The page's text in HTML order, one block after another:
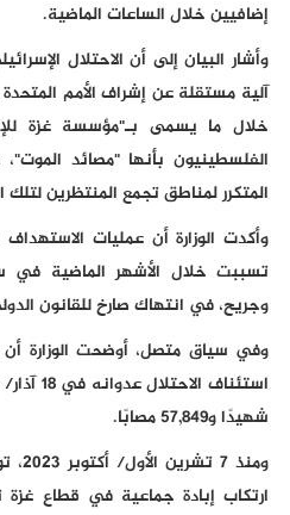
إضافيين خلال الساعات الماضية.
وأشار البيان إلى أن الاحتلال
آلية مستقلة عن إشراف الأمم المتحدة
خلال ما يسمى بـ"مؤسسة غزة
الفلسطينيون بأنها "مصائد
المتكرر لمناطق تجمع المنتظرين
وأكدت الوزارة أن عمليات
تسببت خلال الأشهر الماضية في
وجريح، في انتهاك صارخ للقانون
وفي سياق متصل، أوضحت الوزارة أن
شهيدًا و57,849 مصابًا.
ومنذ
ارتكاب إبادة جماعية في قطاع غزة